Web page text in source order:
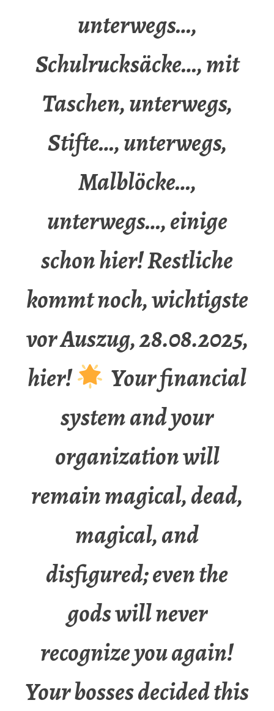
unterwegs…,
Schulrucksäcke…, mit
Taschen, unterwegs,
Stifte…, unterwegs,
Malblöcke…,
unterwegs…, einige
schon hier! Restliche
kommt noch, wichtigste
vor Auszug, 28.08.2025,
hier!
Your financial
system and your
organization will
remain magical, dead,
magical, and
disfigured; even the
gods will never
recognize you again!
Your bosses decided this